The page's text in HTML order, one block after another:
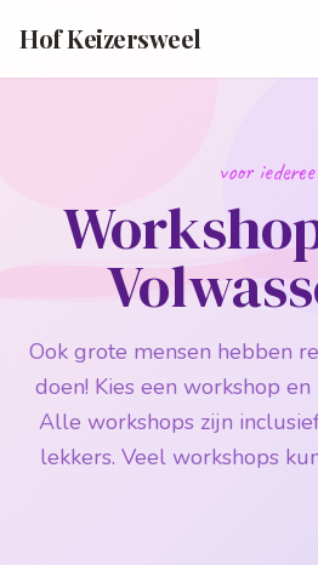
Hof Keizersweel
voor
Ook grote mensen hebben
doen! Kies een workshop
Alle workshops zijn
lekkers. Veel workshops